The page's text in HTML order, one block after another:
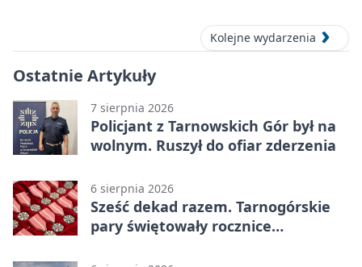
Kolejne wydarzenia
Ostatnie Artykuły
7 sierpnia 2026
Policjant z Tarnowskich Gór był na
wolnym. Ruszył do ofiar zderzenia
6 sierpnia 2026
Sześć dekad razem. Tarnogórskie
pary świętowały rocznice